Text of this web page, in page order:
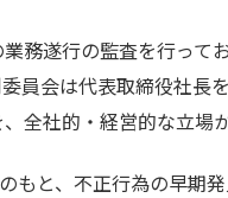
務遂行の監査を行ってお
会は代表取締役社長
全社的・経営的な立
と、不正行為の早期